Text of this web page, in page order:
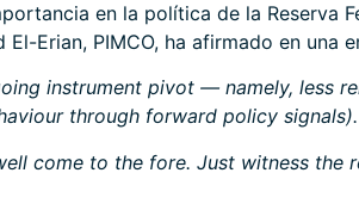
en la política de la Reserva
Erian, PIMCO, ha afirmado en una
instrument pivot — namely, less
through forward policy signals).
come to the fore. Just witness the